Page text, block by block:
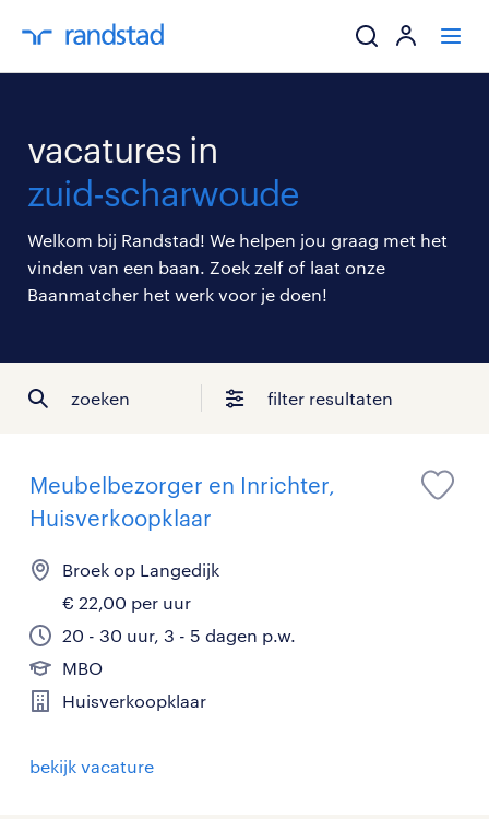
werkgevers
mijn carrière
over randstad
vacatures in
zuid-scharwoude
Welkom bij Randstad! We helpen jou graag met het
vinden van een baan. Zoek zelf of laat onze
Baanmatcher het werk voor je doen!
zoeken filter resultaten
Meubelbezorger en Inrichter,
Huisverkoopklaar
Broek op Langedijk
€ 22,00 per uur
20 - 30 uur, 3 - 5 dagen p.w.
MBO
Huisverkoopklaar
bekijk vacature